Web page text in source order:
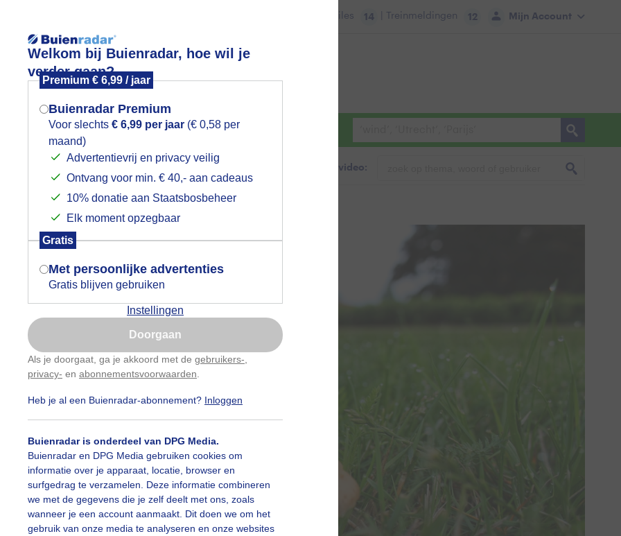
Welkom bij Buienradar, hoe wil je
verder gaan?
Premium € 6,99 / jaar
Buienradar Premium
Voor slechts € 6,99 per jaar (€ 0,58 per
maand)
Advertentievrij en privacy veilig
Ontvang voor min. € 40,- aan cadeaus
10% donatie aan Staatsbosbeheer
Elk moment opzegbaar
Gratis
Met persoonlijke advertenties
Gratis blijven gebruiken
Instellingen
Doorgaan
Als je doorgaat, ga je akkoord met de gebruikers-
privacy- en abonnementsvoorwaarden
Heb je al een Buienradar-abonnement? Inloggen
Buienradar is onderdeel van DPG Media.
Buienradar en DPG Media gebruiken cookies om
informatie over je apparaat, locatie, browser en
surfgedrag te verzamelen. Deze informatie combineren
we met de gegevens die je zelf deelt met ons, zoals
wanneer je een account aanmaakt. Dit doen we om het
gebruik van onze media te analyseren en onze websites
Mijn Account
Files 14 | Treinmeldingen 12
Foto en video Weerzine
Zoeken in foto & video:
Mogen we je locatie gebruiken voor
het weer?
Indien je hier nog geen akkoord op hebt
gegeven, verschijnt er zo een pop-up uit
je browser waarin deze toestemming
gevraagd wordt.
Is goed, toon de popup
Nu niet, misschien later
Gebruik je Safari en wil je niet elke dag deze pop-up
Klikhierom dit aan te passen